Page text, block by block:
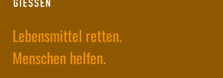
Lebensmittel retten.
Menschen helfen.